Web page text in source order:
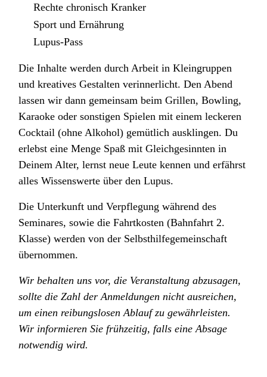
Rechte chronisch Kranker
Sport und Ernährung
Lupus-Pass
Die Inhalte werden durch Arbeit in Kleingruppen
und kreatives Gestalten verinnerlicht. Den Abend
lassen wir dann gemeinsam beim Grillen, Bowling,
Karaoke oder sonstigen Spielen mit einem leckeren
Cocktail (ohne Alkohol) gemütlich ausklingen. Du
erlebst eine Menge Spaß mit Gleichgesinnten in
Deinem Alter, lernst neue Leute kennen und erfährst
alles Wissenswerte über den Lupus.
Die Unterkunft und Verpflegung während des
Seminares, sowie die Fahrtkosten (Bahnfahrt 2.
Klasse) werden von der Selbsthilfegemeinschaft
übernommen.
Wir behalten uns vor, die Veranstaltung abzusagen,
sollte die Zahl der Anmeldungen nicht ausreichen,
um einen reibungslosen Ablauf zu gewährleisten.
Wir informieren Sie frühzeitig, falls eine Absage
notwendig wird.